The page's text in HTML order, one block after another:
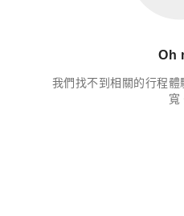
Oh
我們找不到相關的行程
寬